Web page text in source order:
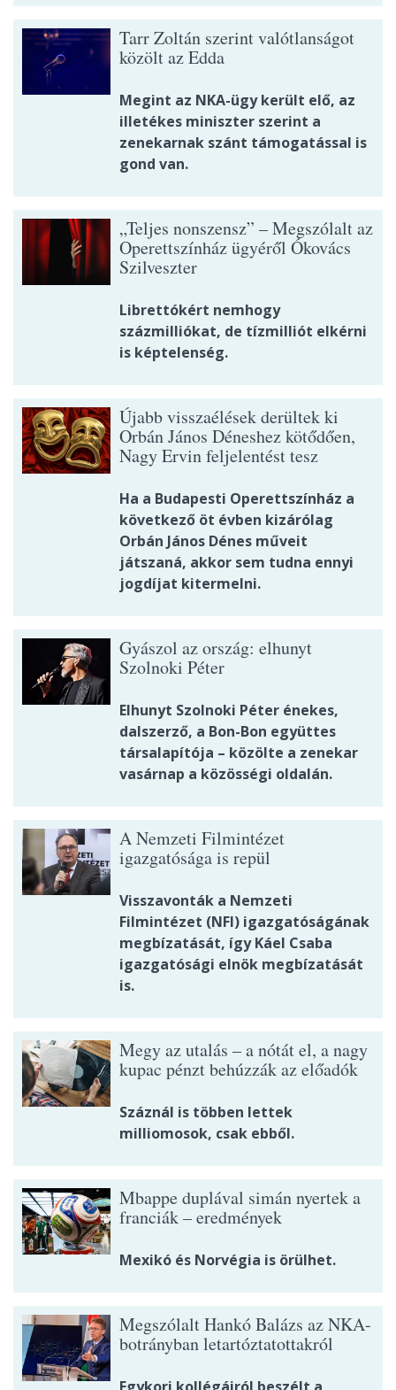
Tarr Zoltán szerint valótlanságot
közölt az Edda
Megint az NKA-ügy került elő, az
illetékes miniszter szerint a
zenekarnak szánt támogatással is
gond van.
„Teljes nonszensz” – Megszólalt az
Operettszínház ügyéről Ókovács
Szilveszter
Librettókért nemhogy
százmilliókat, de tízmilliót elkérni
is képtelenség.
Újabb visszaélések derültek ki
Orbán János Déneshez kötődően,
Nagy Ervin feljelentést tesz
Ha a Budapesti Operettszínház a
következő öt évben kizárólag
Orbán János Dénes műveit
játszaná, akkor sem tudna ennyi
jogdíjat kitermelni.
Gyászol az ország: elhunyt
Szolnoki Péter
Elhunyt Szolnoki Péter énekes,
dalszerző, a Bon-Bon együttes
társalapítója – közölte a zenekar
vasárnap a közösségi oldalán.
A Nemzeti Filmintézet
igazgatósága is repül
Visszavonták a Nemzeti
Filmintézet (NFI) igazgatóságának
megbízatását, így Káel Csaba
igazgatósági elnök megbízatását
is.
Megy az utalás – a nótát el, a nagy
kupac pénzt behúzzák az előadók
Száznál is többen lettek
milliomosok, csak ebből.
Mbappe duplával simán nyertek a
franciák – eredmények
Mexikó és Norvégia is örülhet.
Megszólalt Hankó Balázs az NKA-
botrányban letartóztatottakról